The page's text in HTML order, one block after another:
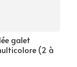
galet
(2 à